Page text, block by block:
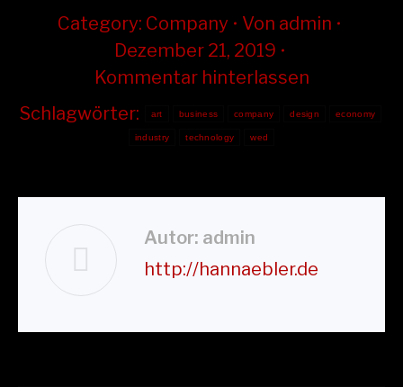
Category: Company Von admin
Dezember 21, 2019
Kommentar hinterlassen
Schlagwörter:
art business company design economy
industry technology wed
Autor: admin
http://hannaebler.de